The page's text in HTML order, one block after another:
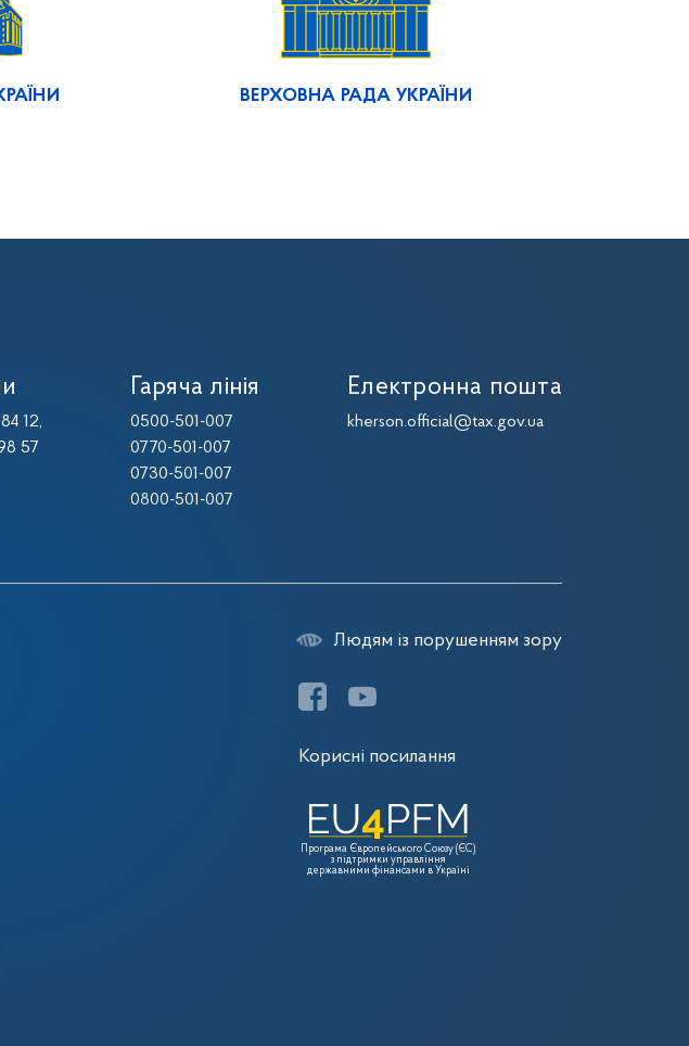
ВЕРХОВНА РАДА УКРАЇНИ
12,
57
Гаряча лінія
0500-501-007
0770-501-007
0730-501-007
0800-501-007
Електронна пошта
kherson.official@tax.gov.ua
Людям із порушенням зору
Корисні посилання
Програма Європейського Союзу (ЄС)
з підтримки управління
державними фінансами в Україні